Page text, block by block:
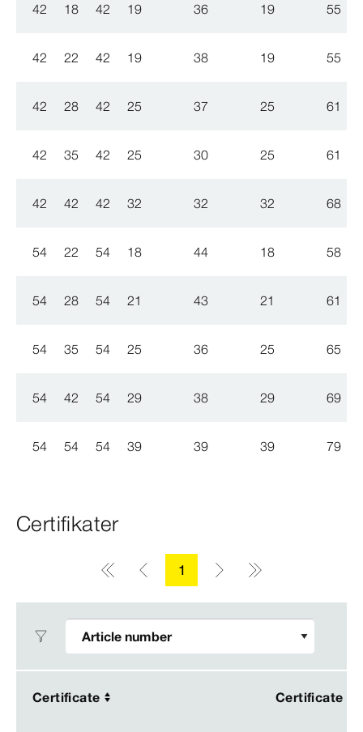
42 18 42 19 36 19 55
42 22 42 19 38 19 55
42 28 42 25 37 25 61
42 35 42 25 30 25 61
42 42 42 32 32 32 68
54 22 54 18 44 18 58
54 28 54 21 43 21 61
54 35 54 25 36 25 65
54 42 54 29 38 29 69
54 54 54 39 39 39 79
Certifikater
1
Certificate Certificate
Certificate Certificate